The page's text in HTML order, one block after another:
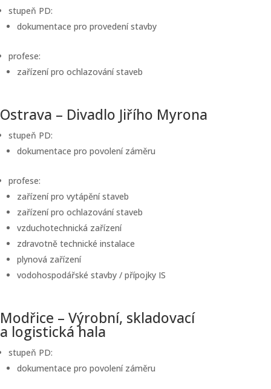
stupeň PD:
dokumentace pro provedení stavby
profese:
zařízení pro ochlazování staveb
Ostrava – Divadlo Jiřího Myrona
stupeň PD:
dokumentace pro povolení záměru
profese:
zařízení pro vytápění staveb
zařízení pro ochlazování staveb
vzduchotechnická zařízení
zdravotně technické instalace
plynová zařízení
vodohospodářské stavby / přípojky IS
Modřice – Výrobní, skladovací
a logistická hala
stupeň PD:
dokumentace pro povolení záměru